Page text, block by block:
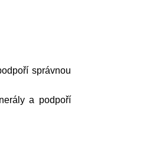
správnou
a podpoří